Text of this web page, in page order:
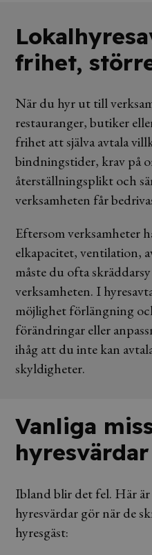
frihet,
När du hyr ut till
restauranger, butiker
frihet att själva avtala
bindningstider, krav på
återställningsplikt och
verksamheten får
Eftersom verksamheter
elkapacitet, ventilation,
måste du ofta
verksamheten. I
möjlighet förlängning
förändringar eller
ihåg att du inte kan
skyldigheter.
Vanliga
Ibland blir det fel. Här är
hyresvärdar gör när de
hyresgäst: